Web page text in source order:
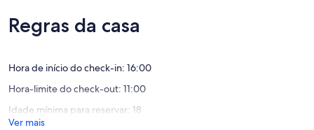
máximo
de
(6
Regras da casa
Hora de início do check-in: 16:00
Hora-limite do check-out: 11:00
Idade mínima para reservar: 18
Ver mais